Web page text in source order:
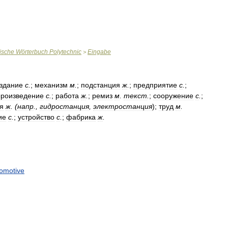
Wörterbuch Polytechnic > Eingabe
с ; механизм м ; подстанция ж ; предприятие с ;
с ; работа ж ; ремиз м текст ; сооружение с ;
ж . (напр гидростанция, электростанция); труд м
с ; устройство с ; фабрика ж